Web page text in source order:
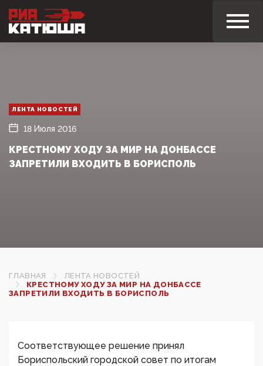
ЛЕНТА НОВОСТЕЙ
18 Июля 2016
КРЕСТНОМУ ХОДУ ЗА МИР НА ДОНБАССЕ
ЗАПРЕТИЛИ ВХОДИТЬ В БОРИСПОЛЬ
ГЛАВНАЯ
ЛЕНТА НОВОСТЕЙ
КРЕСТНОМУ ХОДУ ЗА МИР НА ДОНБАССЕ
ЗАПРЕТИЛИ ВХОДИТЬ В БОРИСПОЛЬ
Соответствующее решение принял
Бориспольский городской совет по итогам